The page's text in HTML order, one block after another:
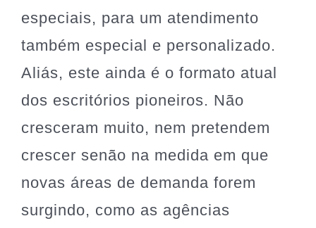
especiais, para um atendimento
também especial e personalizado.
Aliás, este ainda é o formato atual
dos escritórios pioneiros. Não
cresceram muito, nem pretendem
crescer senão na medida em que
novas áreas de demanda forem
surgindo, como as agências